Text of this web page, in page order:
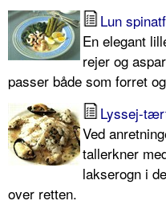
Lun
En elegant
rejer og
passer både som forret
Lyssej-
Ved
tallerkner
lakserogn i
over retten.